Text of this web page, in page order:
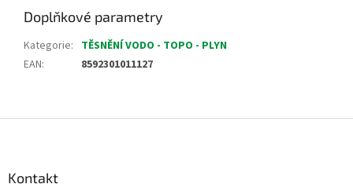
Doplňkové parametry
Kategorie: TĚSNĚNÍ VODO - TOPO - PLYN
EAN: 8592301011127
Kontakt